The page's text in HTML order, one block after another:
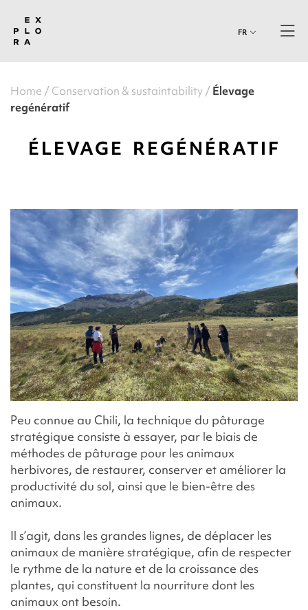
FR
Home Conservation & sustaintability
Élevage
regénératif
ÉLEVAGE REGÉNÉRATIF
Peu connue au Chili, la technique du pâturage
stratégique consiste à essayer, par le biais de
méthodes de pâturage pour les animaux
herbivores, de restaurer, conserver et améliorer la
productivité du sol, ainsi que le bien-être des
animaux.
Il s’agit, dans les grandes lignes, de déplacer les
animaux de manière stratégique, afin de respecter
le rythme de la nature et de la croissance des
plantes, qui constituent la nourriture dont les
animaux ont besoin.